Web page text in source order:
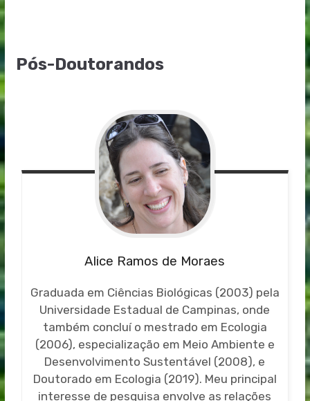
Pós-Doutorandos
Alice Ramos de Moraes
Graduada em Ciências Biológicas (2003) pela
Universidade Estadual de Campinas, onde
também concluí o mestrado em Ecologia
(2006), especialização em Meio Ambiente e
Desenvolvimento Sustentável (2008), e
Doutorado em Ecologia (2019). Meu principal
interesse de pesquisa envolve as relações